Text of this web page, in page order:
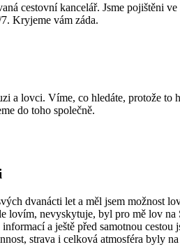
cestovní kancelář. Jsme pojištěni
Kryjeme vám záda.
a lovci. Víme, co hledáte, protože
do toho společně.
dvanácti let a měl jsem možnost
lovím, nevyskytuje, byl pro mě lov na
a ještě před samotnou
strava i celková atmosféra byly